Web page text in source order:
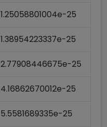
1.25058801004e-25
1.38954223337e-25
2.77908446675e-25
4.16862670012e-25
5.5581689335e-25